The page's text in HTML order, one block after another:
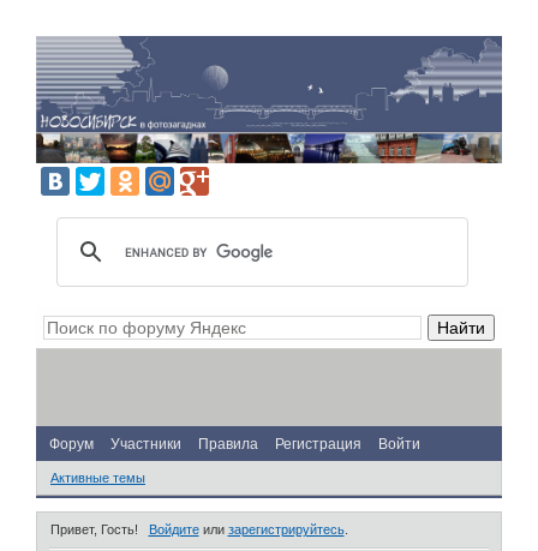
Форум Участники Правила Регистрация Войти
Активные темы
Привет, Гость! Войдитеили зарегистрируйтесь.